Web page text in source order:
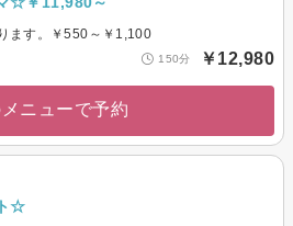
ます。￥550～￥1,100
150分 ￥12,980
メニューで予約
☆